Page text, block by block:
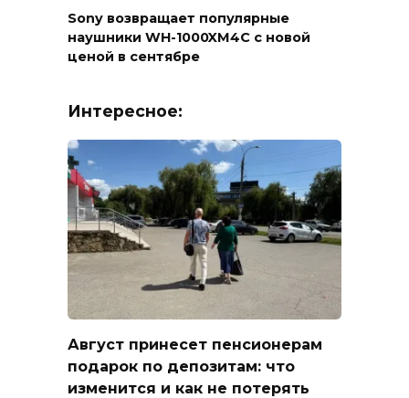
Sony возвращает популярные
наушники WH-1000XM4C с новой
ценой в сентябре
Интересное:
Август принесет пенсионерам
подарок по депозитам: что
изменится и как не потерять